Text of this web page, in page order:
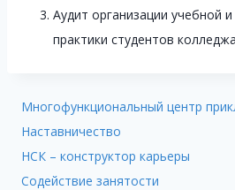
Аудит организации учебной
практики студентов
Многофункциональный центр
Наставничество
НСК – конструктор карьеры
Содействие занятости